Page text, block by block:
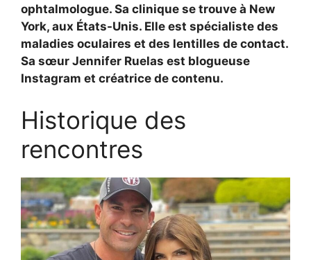
ophtalmologue. Sa clinique se trouve à New
York, aux États-Unis. Elle est spécialiste des
maladies oculaires et des lentilles de contact.
Sa sœur Jennifer Ruelas est blogueuse
Instagram et créatrice de contenu.
Historique des
rencontres